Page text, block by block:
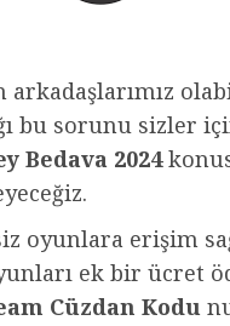
bu sorunu sizler
Bedava 2024
oyunlara erişim
ek bir ücret
Cüzdan Kodu